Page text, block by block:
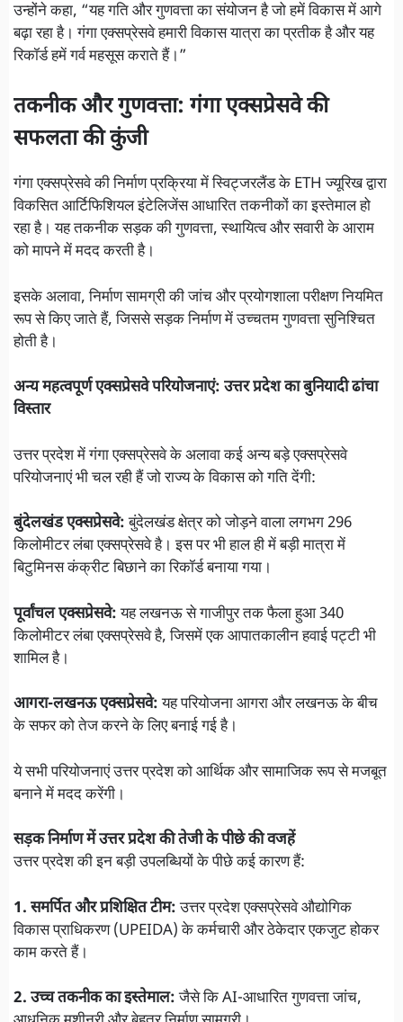
उन्होंने कहा, “यह गति और गुणवत्ता का संयोजन है जो हमें विकास में आगे
बढ़ा रहा है। गंगा एक्सप्रेसवे हमारी विकास यात्रा का प्रतीक है और यह
रिकॉर्ड हमें गर्व महसूस कराते हैं।”
तकनीक और गुणवत्ता: गंगा एक्सप्रेसवे की
सफलता की कुंजी
गंगा एक्सप्रेसवे की निर्माण प्रक्रिया में स्विट्जरलैंड के ETH ज्यूरिख द्वारा
विकसित आर्टिफिशियल इंटेलिजेंस आधारित तकनीकों का इस्तेमाल हो
रहा है। यह तकनीक सड़क की गुणवत्ता, स्थायित्व और सवारी के आराम
को मापने में मदद करती है।
इसके अलावा, निर्माण सामग्री की जांच और प्रयोगशाला परीक्षण नियमित
रूप से किए जाते हैं, जिससे सड़क निर्माण में उच्चतम गुणवत्ता सुनिश्चित
होती है।
अन्य महत्वपूर्ण एक्सप्रेसवे परियोजनाएं: उत्तर प्रदेश का बुनियादी ढांचा
विस्तार
उत्तर प्रदेश में गंगा एक्सप्रेसवे के अलावा कई अन्य बड़े एक्सप्रेसवे
परियोजनाएं भी चल रही हैं जो राज्य के विकास को गति देंगी:
बुंदेलखंड एक्सप्रेसवे:बुंदेलखंड क्षेत्र को जोड़ने वाला लगभग 296
किलोमीटर लंबा एक्सप्रेसवे है। इस पर भी हाल ही में बड़ी मात्रा में
बिटुमिनस कंक्रीट बिछाने का रिकॉर्ड बनाया गया।
पूर्वांचल एक्सप्रेसवे:यह लखनऊ से गाजीपुर तक फैला हुआ 340
किलोमीटर लंबा एक्सप्रेसवे है, जिसमें एक आपातकालीन हवाई पट्टी भी
शामिल है।
आगरा-लखनऊ एक्सप्रेसवे:यह परियोजना आगरा और लखनऊ के बीच
के सफर को तेज करने के लिए बनाई गई है।
ये सभी परियोजनाएं उत्तर प्रदेश को आर्थिक और सामाजिक रूप से मजबूत
बनाने में मदद करेंगी।
सड़क निर्माण में उत्तर प्रदेश की तेजी के पीछे की वजहें
उत्तर प्रदेश की इन बड़ी उपलब्धियों के पीछे कई कारण हैं:
1. समर्पित और प्रशिक्षित टीम:उत्तर प्रदेश एक्सप्रेसवे औद्योगिक
विकास प्राधिकरण (UPEIDA) के कर्मचारी और ठेकेदार एकजुट होकर
काम करते हैं।
2. उच्च तकनीक का इस्तेमाल:जैसे कि AI-आधारित गुणवत्ता जांच,